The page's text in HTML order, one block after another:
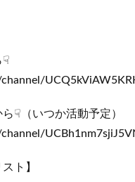
☟
☟（いつか活動予定）
ト】